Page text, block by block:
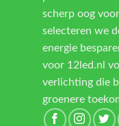
scherp oog
selecteren we
energie
voor 12led.nl
verlichting die
groenere